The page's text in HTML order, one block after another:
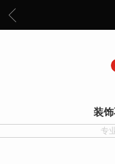
装
专